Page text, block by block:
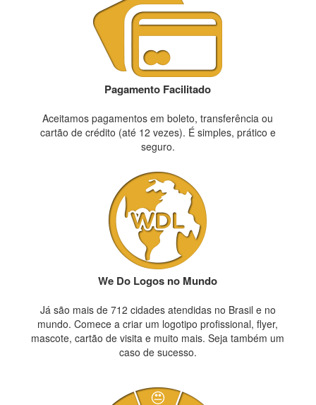
Pagamento Facilitado
Aceitamos pagamentos em boleto, transferência ou
cartão de crédito (até 12 vezes). É simples, prático e
seguro.
We Do Logos no Mundo
Já são mais de 712 cidades atendidas no Brasil e no
mundo. Comece a criar um logotipo profissional, flyer,
mascote, cartão de visita e muito mais. Seja também um
caso de sucesso.